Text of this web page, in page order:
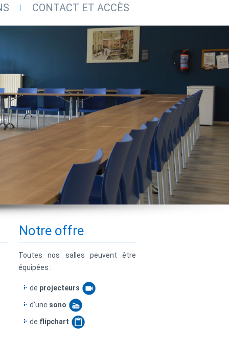
CONTACT ET ACCÈS
Notre offre
Toutes nos salles peuvent être
équipées :
de projecteurs
d'une sono
de flipchart